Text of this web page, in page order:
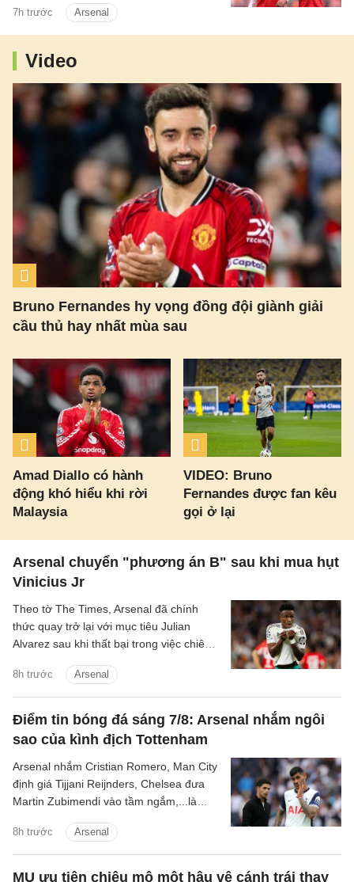
7h trước Arsenal
Video
Bruno Fernandes hy vọng đồng đội giành giải
cầu thủ hay nhất mùa sau
Amad Diallo có hành
động khó hiểu khi rời
Malaysia
VIDEO: Bruno
Fernandes được fan kêu
gọi ở lại
Arsenal chuyển "phương án B" sau khi mua hụt
Vinicius Jr
8h trước Arsenal
Theo tờ The Times, Arsenal đã chính
thức quay trở lại với mục tiêu Julian
Alvarez sau khi thất bại trong việc chiêu
Điểm tin bóng đá sáng 7/8: Arsenal nhắm ngôi
sao của kình địch Tottenham
8h trước Arsenal
Arsenal nhắm Cristian Romero, Man City
định giá Tijjani Reijnders, Chelsea đưa
Martin Zubimendi vào tầm ngắm,...là
tin bóng đá sáng 31/7.
MU ưu tiên chiêu mộ một hậu vệ cánh trái thay